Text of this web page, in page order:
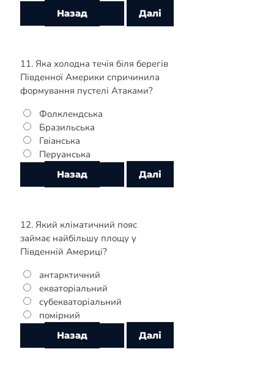
11. Яка холодна течія біля берегів
Південної Америки спричинила
формування пустелі Атаками?
Фолклендська
Бразильська
Гвіанська
Перуанська
12. Який кліматичний пояс
займає найбільшу площу у
Південній Америці?
антарктичний
екваторіальний
субекваторіальний
помірний